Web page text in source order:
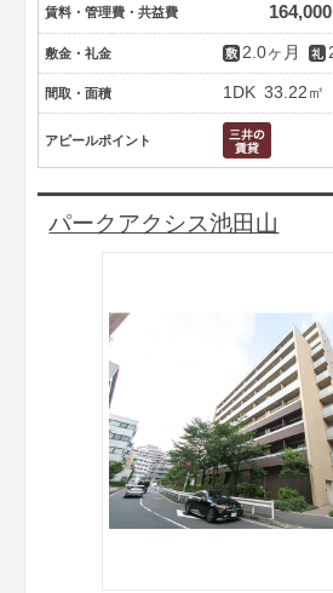
賃料・管理費・共益費
敷金・礼金 2.0ヶ月
間取・面積 1DK 33.22㎡
アピールポイント
パークアクシス池田山